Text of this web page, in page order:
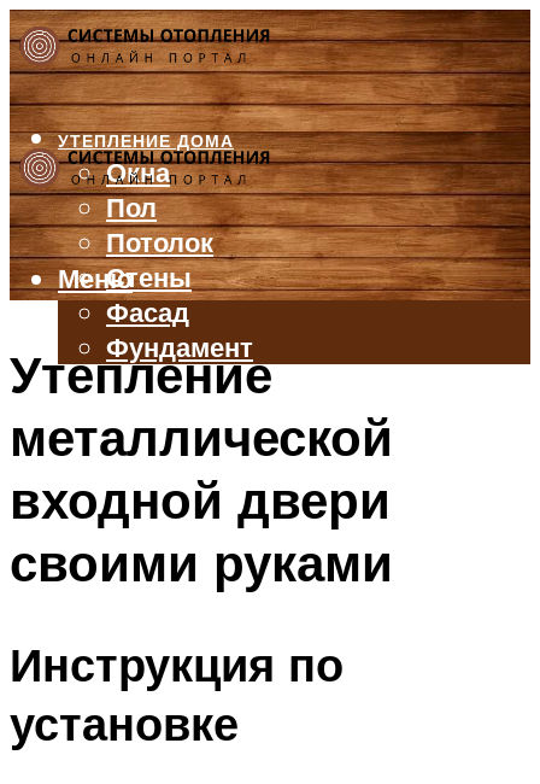
УТЕПЛЕНИЕ ДОМА
Окна
Пол
Потолок
Стены
Фасад
Фундамент
БАЛКОН И ЛОДЖИЯ
ВЕНТИЛЯЦИЯ
ТРУБЫ
Меню
Меню
Утепление
металлической
входной двери
своими руками
Инструкция по
установке